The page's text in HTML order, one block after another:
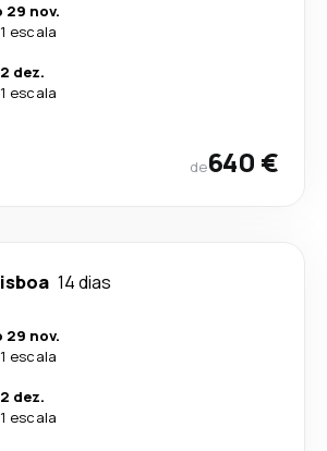
29 nov.
1 escala
dez.
1 escala
de640 €
14 dias
29 nov.
1 escala
dez.
1 escala